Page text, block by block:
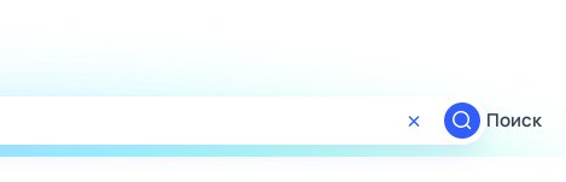
Поиск
Поиск